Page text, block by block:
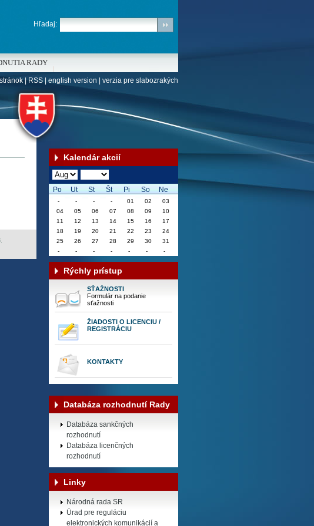
Kalendár akcií
Po Ut St Št Pi So Ne
Rýchly prístup
SŤAŽNOSTI
Formulár na podanie
sťažnosti
ŽIADOSTI O LICENCIU /
REGISTRÁCIU
KONTAKTY
Databáza rozhodnutí Rady
Databáza sankčných
rozhodnutí
Databáza licenčných
rozhodnutí
Linky
Národná rada SR
Úrad pre reguláciu
elektronických komunikácií a
Hľadaj:
RADY
|RSS| english version verzia pre slabozrakých